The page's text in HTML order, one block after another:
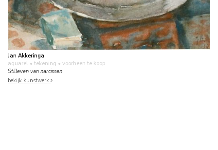
Jan Akkeringa
aquarel • tekening • voorheen te koop
Stilleven van narcissen
bekijk kunstwerk